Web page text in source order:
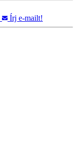
Írj e-mailt!